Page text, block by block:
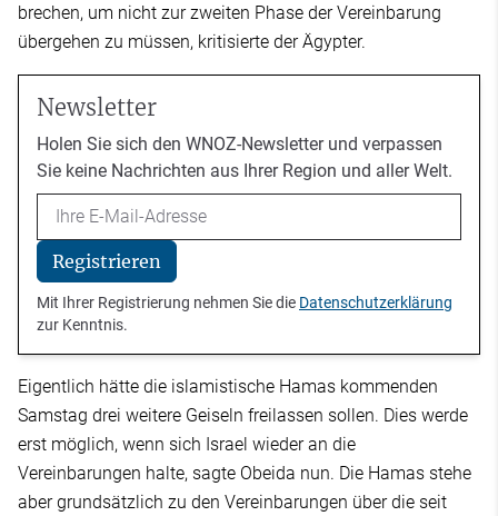
brechen, um nicht zur zweiten Phase der Vereinbarung
übergehen zu müssen, kritisierte der Ägypter.
Newsletter
Holen Sie sich den WNOZ-Newsletter und verpassen
Sie keine Nachrichten aus Ihrer Region und aller Welt.
Email
Registrieren
Mit Ihrer Registrierung nehmen Sie die Datenschutzerklärung
zur Kenntnis.
Eigentlich hätte die islamistische Hamas kommenden
Samstag drei weitere Geiseln freilassen sollen. Dies werde
erst möglich, wenn sich Israel wieder an die
Vereinbarungen halte, sagte Obeida nun. Die Hamas stehe
aber grundsätzlich zu den Vereinbarungen über die seit